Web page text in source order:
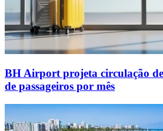
BH Airport projeta circulação
de passageiros por mês